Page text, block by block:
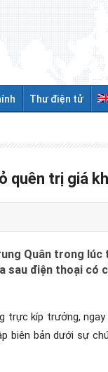
Thư điện tử
quên trị giá
Quân trong
điện thoại có
trực kíp trưởng,
bản dưới sự